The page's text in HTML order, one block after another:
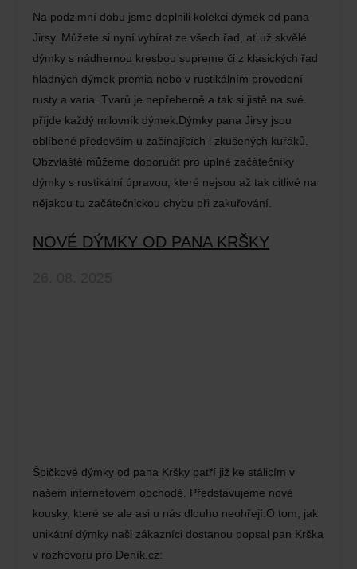
Na podzimní dobu jsme doplnili kolekci dýmek od pana
Jirsy. Můžete si nyní vybírat ze všech řad, ať už skvělé
dýmky s nádhernou kresbou supreme či z klasických řad
hladných dýmek premia nebo v rustikálním provedení
rusty a varia. Tvarů je nepřeberně a tak si jistě na své
příjde každý milovník dýmek.Dýmky pana Jirsy jsou
oblíbené především u začínajících i zkušených kuřáků.
Obzvláště můžeme doporučit pro úplné začátečníky
dýmky s rustikální úpravou, které nejsou až tak citlivé na
nějakou tu začátečnickou chybu při zakuřování.
NOVÉ DÝMKY OD PANA KRŠKY
Špičkové dýmky od pana Kršky patří již ke stálicím v
našem internetovém obchodě. Představujeme nové
kousky, které se ale asi u nás dlouho neohřejí.O tom, jak
unikátní dýmky naši zákazníci dostanou popsal pan Krška
v rozhovoru pro Deník.cz: